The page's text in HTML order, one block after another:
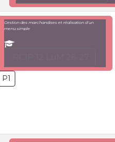
Gestion des marchandises et réalisation d'un
menu simple
P1